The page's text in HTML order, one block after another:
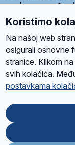
zemljama, a
pod nazivom
Radio Maria).
kojima je i hrvatska
O namaRadio
Ova stranica je
Store
Koristimo
Na našoj web
osigurali osnovne
stranice. Klikom
svih kolačića.
postavkama